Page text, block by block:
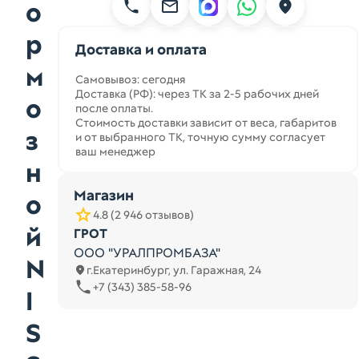
о
р
м
о
з
н
о
й
N
I
S
Доставка и оплата
Самовывоз: сегодня
Доставка (РФ): через ТК за 2-5 рабочих дней
после оплаты.
Стоимость доставки зависит от веса, габаритов
и от выбранного ТК, точную сумму согласует
ваш менеджер
Магазин
4.8 (2 946 отзывов)
ГРОТ
ООО "УРАЛПРОМБАЗА"
г.Екатеринбург, ул. Гаражная, 24
+7 (343) 385-58-96